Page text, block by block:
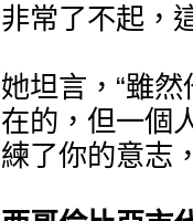
非常了不起，
她坦言，“雖
在的，但一個
練了你的意志